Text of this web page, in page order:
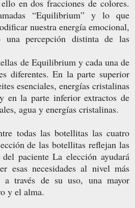
en dos fracciones de colores.
“Equilibrium” y lo que
nuestra energía emocional,
una percepción distinta de las
de Equilibrium y cada una de
diferentes. En la parte superior
esenciales, energías cristalinas
en la parte inferior extractos de
agua y energías cristalinas.
todas las botellitas las cuatro
de las botellitas reflejan las
del paciente La elección ayudará
esas necesidades al nivel más
a través de su uso, una mayor
y el alma.